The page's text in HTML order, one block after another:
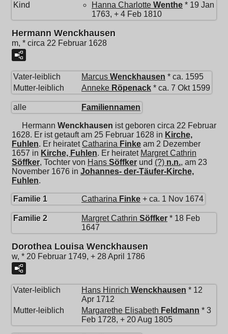
Kind
Hanna Charlotte Wenthe * 19 Jan
1763, + 4 Feb 1810
Hermann Wenckhausen
m, * circa 22 Februar 1628
Vater-leiblich Marcus Wenckhausen * ca. 1595
Mutter-leiblich
Anneke Röpenack * ca. 7 Okt 1599
alle Familiennamen
Hermann Wenckhausen ist geboren circa 22 Februar
1628. Er ist getauft am 25 Februar 1628 in Kirche,
Fuhlen. Er heiratetCatharina Finke am 2 Dezember
1657 in Kirche, Fuhlen. Er heiratet Margret Cathrin
Söffker, Tochter von Hans Söffker und (?) n.n., am 23
November 1676 in Johannes- der-Täufer-Kirche,
Fuhlen.
Familie 1 Catharina Finke + ca. 1 Nov 1674
Familie 2 Margret Cathrin Söffker * 18 Feb
1647
Dorothea Louisa Wenckhausen
w, * 20 Februar 1749, + 28 April 1786
Vater-leiblich Hans Hinrich Wenckhausen * 12
Apr 1712
Mutter-leiblich
Margarethe Elisabeth Feldmann * 3
Feb 1728, + 20 Aug 1805